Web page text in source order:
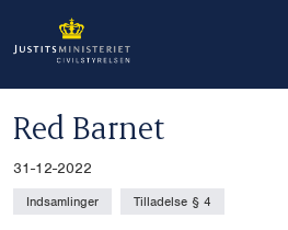
Red Barnet
31-12-2022
Indsamlinger Tilladelse § 4